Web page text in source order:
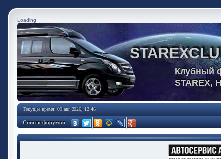
Loading
Клубный
STAREX,
Текущее время: 09 авг 2026, 12:46
Список форумов